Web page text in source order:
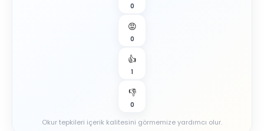
0
😡
0
👍
1
👎
0
Okur tepkileri içerik kalitesini görmemize yardımcı olur.